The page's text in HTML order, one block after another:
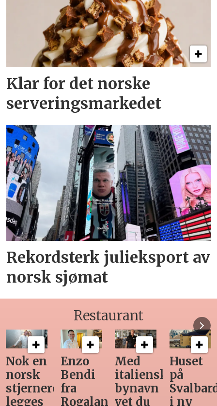
Klar for det norske
serveringsmarkedet
Rekordsterk julieksport av
norsk sjømat
Restaurant
Med
italiensk
bynavn
vet du
Huset
på
Svalbard
i ny
Ny
teknologi
gjør
manuell
Siste
Horeca-
før